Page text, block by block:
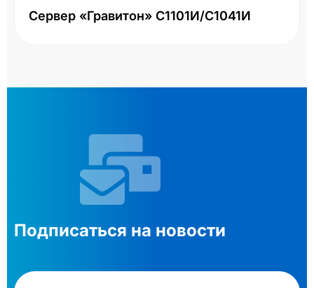
Сервер «Гравитон» С1101И/С1041И
Подписаться на новости